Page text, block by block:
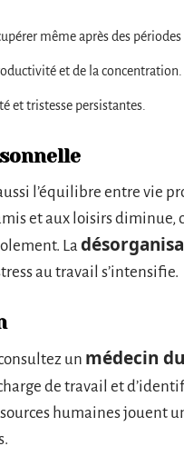
même après des périodes
et de la concentration.
et tristesse persistantes.
l’équilibre entre vie
et aux loisirs
La
au travail s’intensifie.
un médecin
de travail et
humaines jouent